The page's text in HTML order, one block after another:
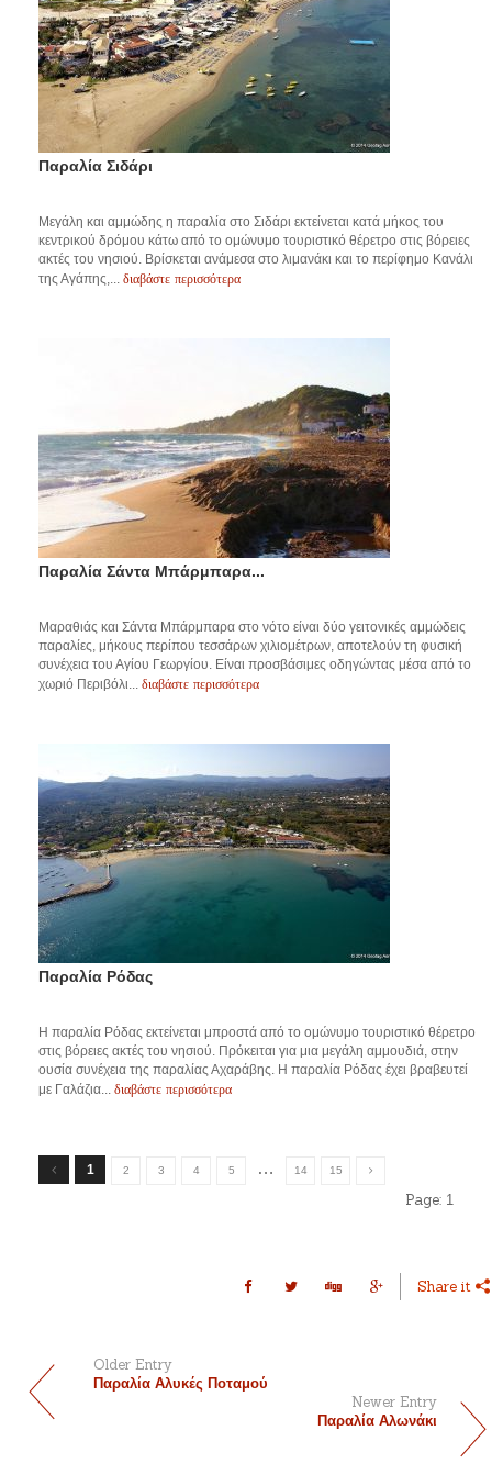
Παραλία Σιδάρι
Μεγάλη και αμμώδης η παραλία στο Σιδάρι εκτείνεται κατά μήκος του
κεντρικού δρόμου κάτω από το ομώνυμο τουριστικό θέρετρο στις βόρειες
ακτές του νησιού. Βρίσκεται ανάμεσα στο λιμανάκι και το περίφημο Κανάλι
της Αγάπης,... διαβάστε περισσότερα
Παραλία Σάντα Μπάρμπαρα...
Μαραθιάς και Σάντα Μπάρμπαρα στο νότο είναι δύο γειτονικές αμμώδεις
παραλίες, μήκους περίπου τεσσάρων χιλιομέτρων, αποτελούν τη φυσική
συνέχεια του Αγίου Γεωργίου. Είναι προσβάσιμες οδηγώντας μέσα από το
χωριό Περιβόλι... διαβάστε περισσότερα
Παραλία Ρόδας
Η παραλία Ρόδας εκτείνεται μπροστά από το ομώνυμο τουριστικό θέρετρο
στις βόρειες ακτές του νησιού. Πρόκειται για μια μεγάλη αμμουδιά, στην
ουσία συνέχεια της παραλίας Αχαράβης. Η παραλία Ρόδας έχει βραβευτεί
με Γαλάζια... διαβάστε περισσότερα
1 2 3 4 5 … 14 15
Page: 1
Share it
Older Entry
Παραλία Αλυκές Ποταμού
Newer Entry
Παραλία Αλωνάκι